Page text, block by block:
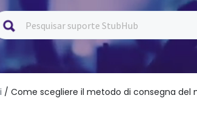
/ Come scegliere il metodo di consegna del